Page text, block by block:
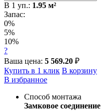
В 1 уп.: 1.95 м²
Запас:
0%
5%
10%
?
Ваша цена: 5 569.20 ₽
Купить в 1 клик В корзину
В избранное
Способ монтажа
Замковое соединение